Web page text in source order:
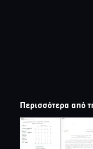
Περισσότερα από